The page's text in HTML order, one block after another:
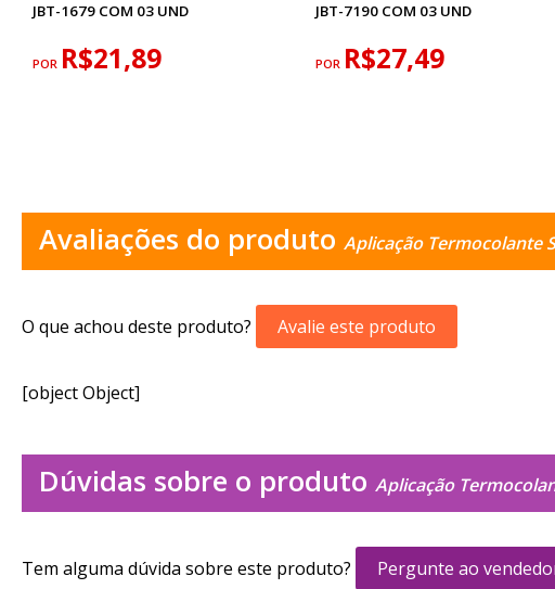
JBT-1679 COM 03 UND
POR R$21,89
JBT-7190 COM 03 UND
POR R$27,49
Avaliações do produto Aplicação Termocolante
O que achou deste produto? Avalie este produto
[object Object]
Dúvidas sobre o produto Aplicação
Tem alguma dúvida sobre este produto? Pergunte ao